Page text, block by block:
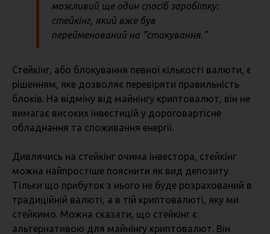
можливий ще один спосіб заробітку:
стейкінг, який вже був
перейменований на “стакування.”
Стейкінг, або блокування певної кількості валюти, є
рішенням, яке дозволяє перевіряти правильність
блоків. На відміну від майнінгу криптовалют, він не
вимагає високих інвестицій у дороговартісне
обладнання та споживання енергії.
Дивлячись на стейкінг очима інвестора, стейкінг
можна найпростіше пояснити як вид депозиту.
Тільки що прибуток з нього не буде розрахований в
традиційній валюті, а в тій криптовалюті, яку ми
стейкимо. Можна сказати, що стейкінг є
альтернативою для майнінгу криптовалют. Він